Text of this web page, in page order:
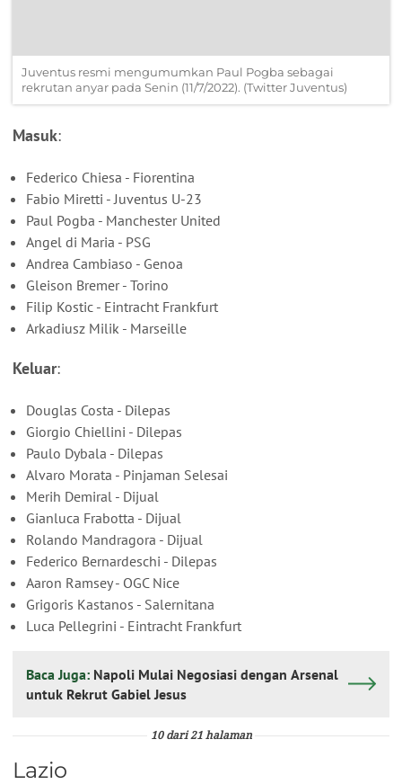
Juventus resmi mengumumkan Paul Pogba sebagai
rekrutan anyar pada Senin (11/7/2022). (Twitter Juventus)
Masuk:
Federico Chiesa - Fiorentina
Fabio Miretti - Juventus U-23
Paul Pogba - Manchester United
Angel di Maria - PSG
Andrea Cambiaso - Genoa
Gleison Bremer - Torino
Filip Kostic - Eintracht Frankfurt
Arkadiusz Milik - Marseille
Keluar:
Douglas Costa - Dilepas
Giorgio Chiellini - Dilepas
Paulo Dybala - Dilepas
Alvaro Morata - Pinjaman Selesai
Merih Demiral - Dijual
Gianluca Frabotta - Dijual
Rolando Mandragora - Dijual
Federico Bernardeschi - Dilepas
Aaron Ramsey - OGC Nice
Grigoris Kastanos - Salernitana
Luca Pellegrini - Eintracht Frankfurt
Baca Juga: Napoli Mulai Negosiasi dengan Arsenal
untuk Rekrut Gabiel Jesus
10 dari 21 halaman
Lazio